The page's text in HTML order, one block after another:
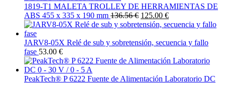
1819-T1 MALETA TROLLEY DE HERRAMIENTAS DE
ABS 455 x 335 x 190 mm 136.56 € 125.00 €
JARV8-05X Relé de sub y sobretensión, secuencia y fallo
fase 53.00 €
PeakTech® P 6222 Fuente de Alimentación Laboratorio DC